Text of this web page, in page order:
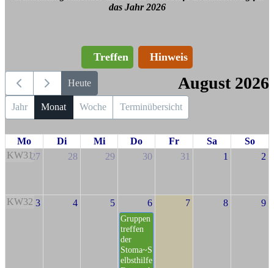
das Jahr 2026
Treffen Hinweis
Heute August 2026
Jahr Monat Woche Terminübersicht
Mo Di Mi Do Fr Sa
So
KW3127 28 29 30 31 1 2
KW32 3 4 5 6
Gruppen
treffen
der
Stoma~S
elbsthilfe
7 8 9